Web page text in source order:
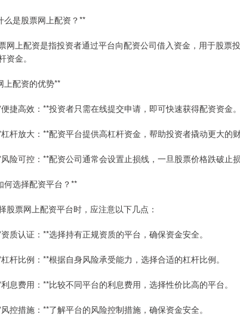
么是股票网上配资？**
网上配资是指投资者通过平台向配资公司借入资金，用于股
资金。
上配资的优势**
捷高效：**投资者只需在线提交申请，即可快速获得配资资金。
杆放大：**配资平台提供高杠杆资金，帮助投资者撬动更大的财
险可控：**配资公司通常会设置止损线，一旦股票价格跌破止
何选择配资平台？**
股票网上配资平台时，应注意以下几点：
质认证：**选择持有正规资质的平台，确保资金安全。
杆比例：**根据自身风险承受能力，选择合适的杠杆比例。
息费用：**比较不同平台的利息费用，选择性价比高的平台。
控措施：**了解平台的风险控制措施，确保资金安全。